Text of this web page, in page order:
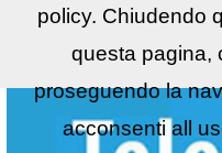
policy. Chiudendo
questa pagina,
proseguendo la
acconsenti all